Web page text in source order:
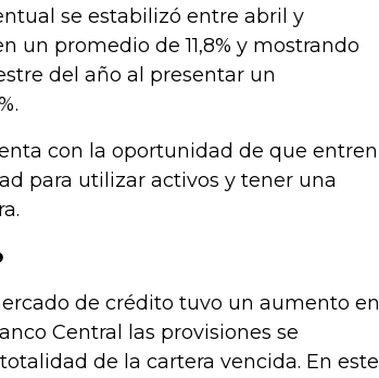
se estabilizó entre abril y
un promedio de 11,8% y mostrando
del año al presentar un
con la oportunidad de que entren
para utilizar activos y tener una
de crédito tuvo un aumento en
Central las provisiones se
de la cartera vencida. En este